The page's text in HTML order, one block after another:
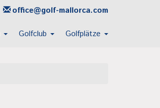
office@golf-mallorca.com
Golfclub Golfplätze